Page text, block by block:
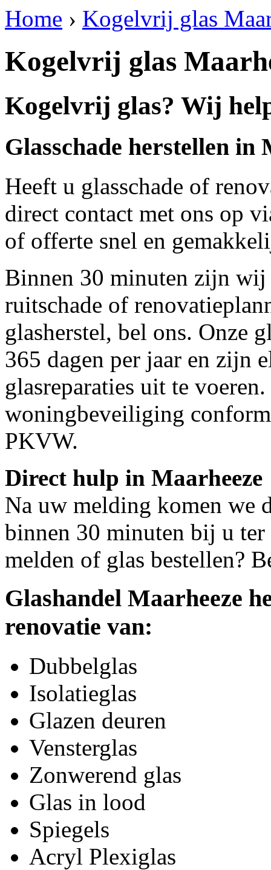
Home › Kogelvrij glas
Kogelvrij glas
Kogelvrij glas? Wij
Glasschade herstellen in
Heeft u glasschade of
direct contact met ons op
of offerte snel en
Binnen 30 minuten zijn wij
ruitschade of
glasherstel, bel ons. Onze
365 dagen per jaar en zijn
glasreparaties uit te
woningbeveiliging
PKVW.
Direct hulp in Maarheeze
Na uw melding komen we
binnen 30 minuten bij u ter
melden of glas bestellen?
Glashandel Maarheeze
renovatie van:
Dubbelglas
Isolatieglas
Glazen deuren
Vensterglas
Zonwerend glas
Glas in lood
Spiegels
Acryl Plexiglas